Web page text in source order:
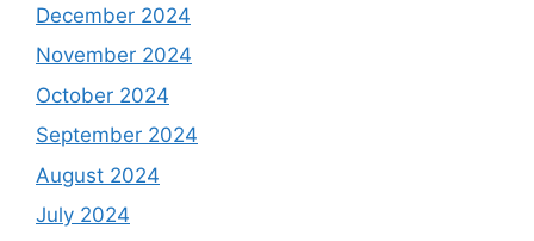
December 2024
November 2024
October 2024
September 2024
August 2024
July 2024